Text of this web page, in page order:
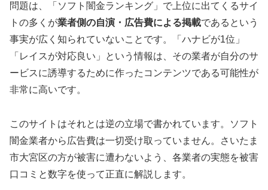
問題は、「ソフト闇金ランキング」で上位に出てくるサイ
トの多くが業者側の自演・広告費による掲載であるという
事実が広く知られていないことです。「ハナビが1位」
「レイスが対応良い」という情報は、その業者が自分のサ
ービスに誘導するために作ったコンテンツである可能性が
非常に高いです。
このサイトはそれとは逆の立場で書かれています。ソフト
闇金業者から広告費は一切受け取っていません。さいたま
市大宮区の方が被害に遭わないよう、各業者の実態を被害
口コミと数字を使って正直に解説します。